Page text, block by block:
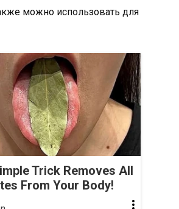
можно использовать для
Trick Removes All
From Your Body!